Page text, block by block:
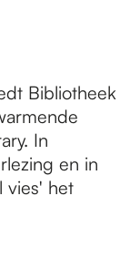
Bibliotheek
In
en in
vies' het